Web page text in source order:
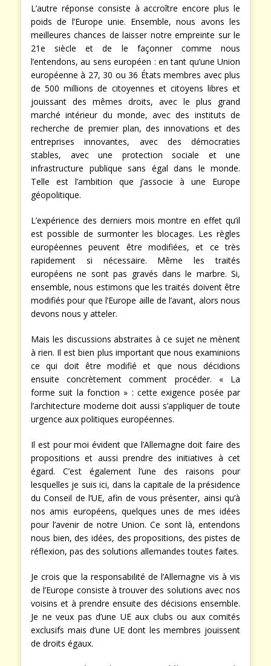
L’autre réponse consiste à accroître encore plus le
poids de l’Europe unie. Ensemble, nous avons les
meilleures chances de laisser notre empreinte sur le
21e siècle et de le façonner comme nous
l’entendons, au sens européen : en tant qu’une Union
européenne à 27, 30 ou 36 États membres avec plus
de 500 millions de citoyennes et citoyens libres et
jouissant des mêmes droits, avec le plus grand
marché intérieur du monde, avec des instituts de
recherche de premier plan, des innovations et des
entreprises innovantes, avec des démocraties
stables, avec une protection sociale et une
infrastructure publique sans égal dans le monde.
Telle est l’ambition que j’associe à une Europe
géopolitique.
L’expérience des derniers mois montre en effet qu’il
est possible de surmonter les blocages. Les règles
européennes peuvent être modifiées, et ce très
rapidement si nécessaire. Même les traités
européens ne sont pas gravés dans le marbre. Si,
ensemble, nous estimons que les traités doivent être
modifiés pour que l’Europe aille de l’avant, alors nous
devons nous y atteler.
Mais les discussions abstraites à ce sujet ne mènent
à rien. Il est bien plus important que nous examinions
ce qui doit être modifié et que nous décidions
ensuite concrètement comment procéder. « La
forme suit la fonction » : cette exigence posée par
l’architecture moderne doit aussi s’appliquer de toute
urgence aux politiques européennes.
Il est pour moi évident que l’Allemagne doit faire des
propositions et aussi prendre des initiatives à cet
égard. C’est également l’une des raisons pour
lesquelles je suis ici, dans la capitale de la présidence
du Conseil de l’UE, afin de vous présenter, ainsi qu’à
nos amis européens, quelques unes de mes idées
pour l’avenir de notre Union. Ce sont là, entendons
nous bien, des idées, des propositions, des pistes de
réflexion, pas des solutions allemandes toutes faites.
Je crois que la responsabilité de l’Allemagne vis à vis
de l’Europe consiste à trouver des solutions avec nos
voisins et à prendre ensuite des décisions ensemble.
Je ne veux pas d’une UE aux clubs ou aux comités
exclusifs mais d’une UE dont les membres jouissent
de droits égaux.